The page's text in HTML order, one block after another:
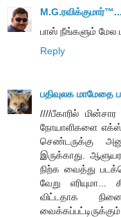
பாஸ் நீங்களும் மேல
Reply
பதிவுலக மாமேதை
////பீகாரில்
நோயாளிகளை
செண்டருக்கு
இருக்காது.
நிற்க வைத்து
வேறு எரியுமா...
விட்டதாக